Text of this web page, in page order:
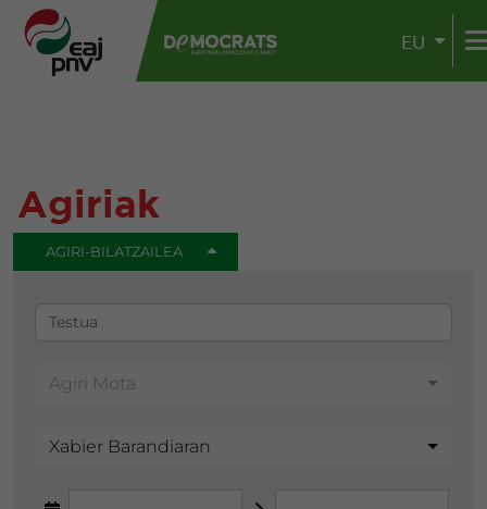
EU
Agiriak
AGIRI-BILATZAILEA
Agiri Mota
Xabier Barandiaran